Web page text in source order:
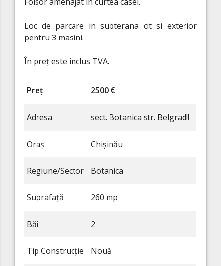
Loc de parcare in subterana cit si exterior
pentru 3 masini.
În preț este inclus TVA.
Preț 2500 €
Adresa sect. Botanica str. Belgrad!!
Oraș Chișinău
Regiune/Sector Botanica
Suprafață 260 mp
Băi 2
Tip Construcție Nouă